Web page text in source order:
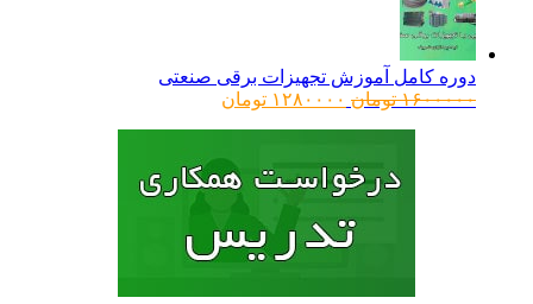
دوره کامل آموزش تجهیزات برقی صنعتی
۱۶۰۰۰۰۰ تومانقیمت
بود.
۱۲۸۰۰۰۰ تومانقیمت